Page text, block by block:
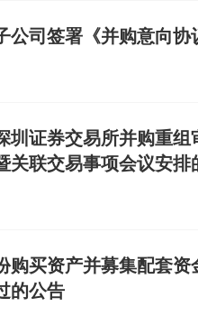
公司签署《并购意向协
圳证券交易所并购重
关联交易事项会议安排
购买资产并募集配套
的公告